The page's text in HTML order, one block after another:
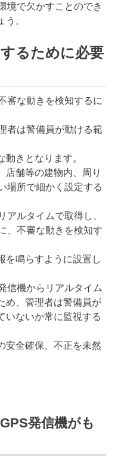
境で欠かすことのでき
。
るために必要
審な動きを検知するに
者は警備員が動ける範
きとなります。
店舗等の建物内、周り
場所で細かく設定する
アルタイムで取得し、
、不審な動きを検知す
を鳴らすように設置し
信機からリアルタイム
め、管理者は警備員が
いないか常に監視する
安全確保、不正を未然
発信機がも